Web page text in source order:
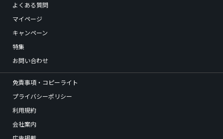
よくある質問
マイページ
キャンペーン
特集
お問い合わせ
免責事項・コピーライト
プライバシーポリシー
利用規約
会社案内